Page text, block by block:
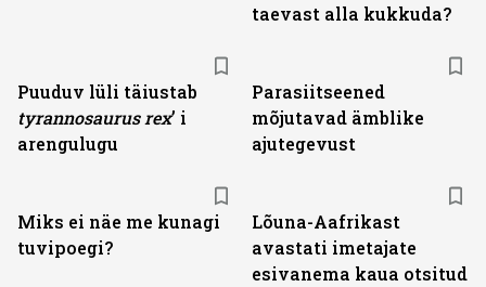
taevast alla kukkuda?
Puuduv lüli täiustab
tyranno­saurus rex’ i
arengulugu
Parasiitseened
mõjutavad ämblike
ajutegevust
Miks ei näe me kunagi
tuvipoegi?
Lõuna-Aafrikast
avastati imetajate
esivanema kaua otsitud